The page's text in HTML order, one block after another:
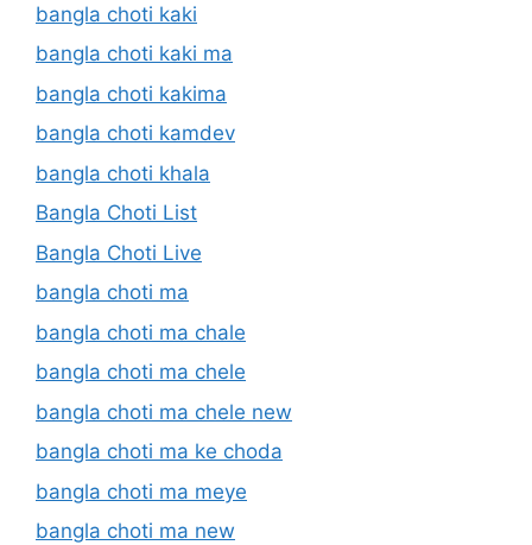
bangla choti kaki
bangla choti kaki ma
bangla choti kakima
bangla choti kamdev
bangla choti khala
Bangla Choti List
Bangla Choti Live
bangla choti ma
bangla choti ma chale
bangla choti ma chele
bangla choti ma chele new
bangla choti ma ke choda
bangla choti ma meye
bangla choti ma new